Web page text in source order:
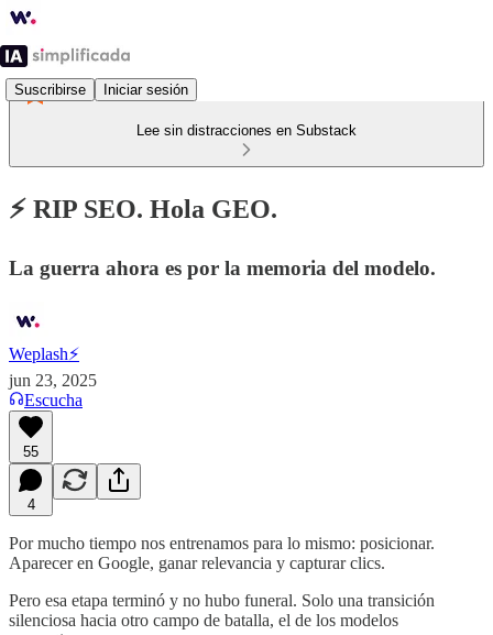
Suscribirse Iniciar sesión
Lee sin distracciones en Substack
⚡️ RIP SEO. Hola GEO.
La guerra ahora es por la memoria del modelo.
Weplash⚡️
jun 23, 2025
Escucha
55
4
Por mucho tiempo nos entrenamos para lo mismo: posicionar.
Aparecer en Google, ganar relevancia y capturar clics.
Pero esa etapa terminó y no hubo funeral. Solo una transición
silenciosa hacia otro campo de batalla, el de los modelos